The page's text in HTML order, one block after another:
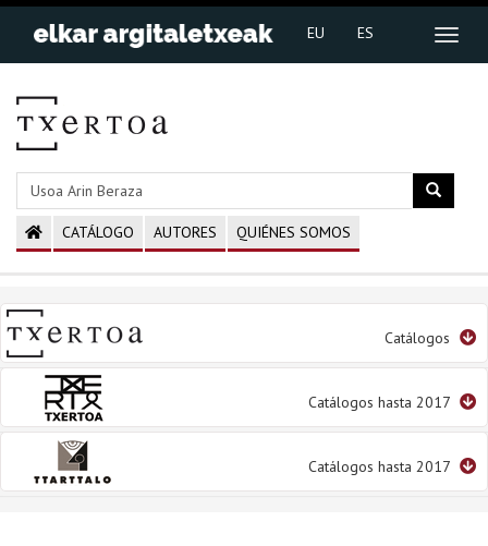
EU ES
CATÁLOGO AUTORES QUIÉNES SOMOS
Catálogos
Catálogos hasta 2017
Catálogos hasta 2017